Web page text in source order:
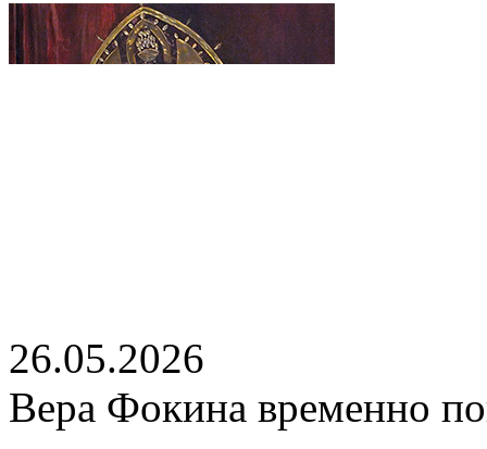
26.05.2026
Вера Фокина временно